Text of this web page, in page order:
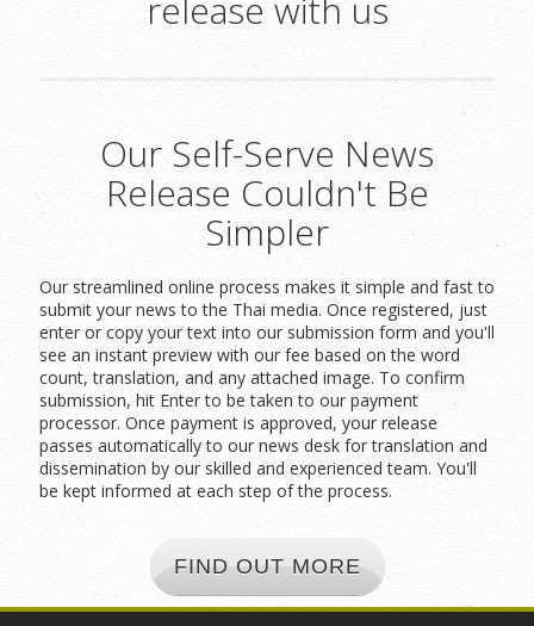
release with us
Our Self-Serve News
Release Couldn't Be
Simpler
Our streamlined online process makes it simple and fast to
submit your news to the Thai media. Once registered, just
enter or copy your text into our submission form and you'll
see an instant preview with our fee based on the word
count, translation, and any attached image. To confirm
submission, hit Enter to be taken to our payment
processor. Once payment is approved, your release
passes automatically to our news desk for translation and
dissemination by our skilled and experienced team. You'll
be kept informed at each step of the process.
FIND OUT MORE